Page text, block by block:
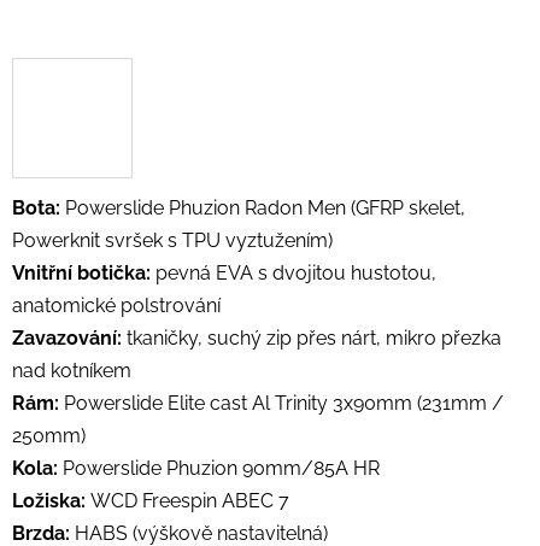
Bota: Powerslide Phuzion Radon Men (GFRP skelet,
Powerknit svršek s TPU vyztužením)
Vnitřní botička: pevná EVA s dvojitou hustotou,
anatomické polstrování
Zavazování: tkaničky, suchý zip přes nárt, mikro přezka
nad kotníkem
Rám: Powerslide Elite cast Al Trinity 3x90mm (231mm /
250mm)
Kola: Powerslide Phuzion 90mm/85A HR
Ložiska: WCD Freespin ABEC 7
Brzda: HABS (výškově nastavitelná)